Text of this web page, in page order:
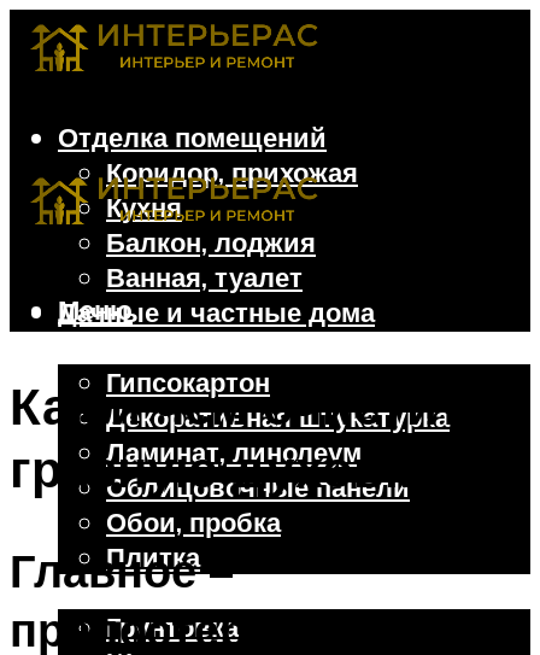
Отделка помещений
Коридор, прихожая
Кухня
Балкон, лоджия
Ванная, туалет
Дачные и частные дома
Гипсокартон
Декоративная штукатурка
Ламинат, линолеум
Облицовочные панели
Обои, пробка
Плитка
Отделочные работы
Грунтовка
Меню
Как и чем очистить
грязную духовку
Главное –
предостережения